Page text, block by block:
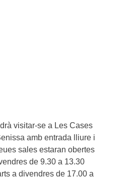
visitar-se a Les Cases
amb entrada lliure i
sales estaran obertes
de 9.30 a 13.30
a divendres de 17.00 a